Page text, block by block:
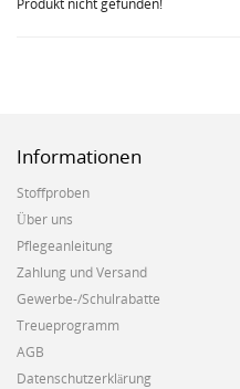
Produkt nicht gefunden!
Informationen
Stoffproben
Über uns
Pflegeanleitung
Zahlung und Versand
Gewerbe-/Schulrabatte
Treueprogramm
AGB
Datenschutzerklärung